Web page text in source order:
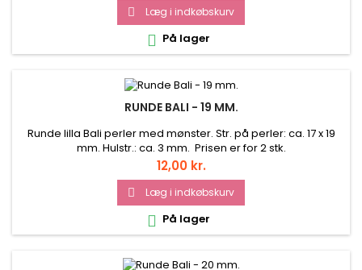
 Læg i indkøbskurv
 På lager
RUNDE BALI - 19 MM.
Runde lilla Bali perler med mønster. Str. på perler: ca. 17 x 19
mm. Hulstr.: ca. 3 mm. Prisen er for 2 stk.
Pris
12,00 kr.
 Læg i indkøbskurv
 På lager